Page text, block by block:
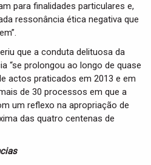
para finalidades particulares e,
ressonância ética negativa que
que a conduta delituosa da
“se prolongou ao longo de quase
actos praticados em 2013 e em
de 30 processos em que a
um reflexo na apropriação de
das quatro centenas de